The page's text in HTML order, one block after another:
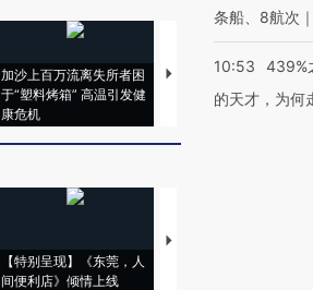
加沙上百万流离失所者困
于“塑料烤箱” 高温引发健
康危机
视线｜HYROX的吸金
术：是什么让中产们甘
【特别呈现】《东莞，人
间便利店》倾情上线
【推广】走进第四届链博
条船、8航次
10:53
439%
的天才，为何